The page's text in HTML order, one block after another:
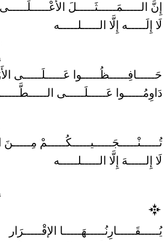
إِنَّ الـــــمَـــــثَـــــلَ الأَعْـــــلَـــــى
لَا إِلَـــــه إِلَّا الـــــلـــــه
حَـــــافِـــــظُـــــوا عَـــــلَـــــى
دَاوِمُـــــوا عَـــــلَـــــى
تُـــــنْـــــجَـــــيـــــكُـــــمْ
لَا إِلـــــهَ إِلَّا الـــــلـــــه
يُـــــقَـــــارِنُـــــهَـــــا الإقْـــــرَار